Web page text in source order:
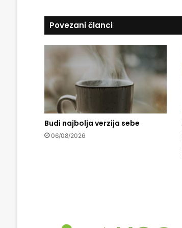
z
M
e
-
e
f
.
M
Povezani članci
Budi najbolja verzija sebe
06/08/2026